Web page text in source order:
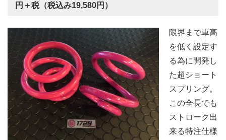
円＋税（税込み19,580円）
限界まで車高
を低く設定す
る為に開発し
た超ショート
スプリング。
この全長でも
ストローク出
来る特注仕様